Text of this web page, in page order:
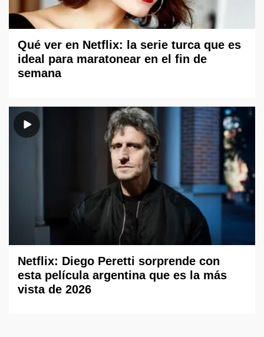
Qué ver en Netflix: la serie turca que es
ideal para maratonear en el fin de
semana
Netflix: Diego Peretti sorprende con
esta película argentina que es la más
vista de 2026